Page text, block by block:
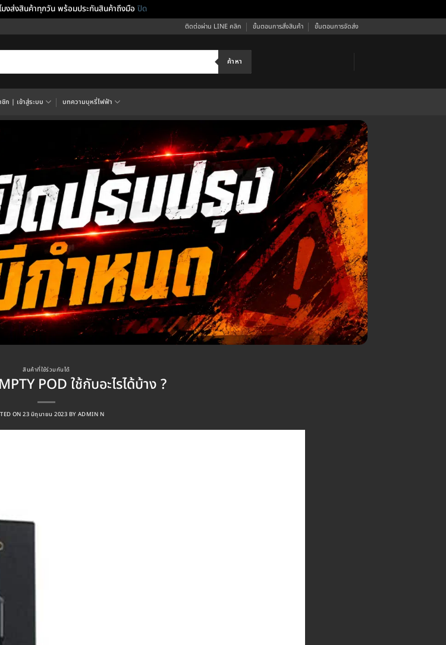
งส่งสินค้าทุกวัน พร้อมประกันสินค้าถึงมือ ปิด
ติดต่อผ่าน LINE คลิก ขั้นตอนการสั่งสินค้า ขั้นตอนการจัดส่ง
ค้าหา
ชิก | เข้าสู่ระบบ บทความบุหรี่ไฟฟ้า
สินค้าที่ใช้ร่วมกันได้
POD ใช้กับอะไรได้บ้าง ?
ON23 มิถุนายน 2023 BY ADMIN N